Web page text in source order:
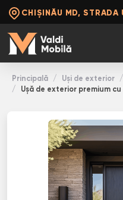
CHIȘINĂU MD, STRADA
Principală Uși de exterior
Ușă de exterior premium